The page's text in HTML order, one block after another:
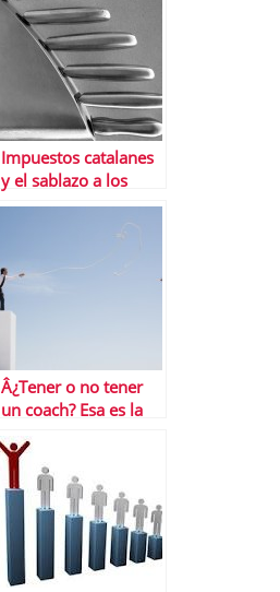
Impuestos catalanes
y el sablazo a los
Presupuestos
Â¿Tener o no tener
un coach? Esa es la